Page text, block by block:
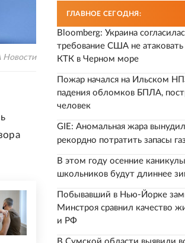
Новости
ГЛАВНОЕ СЕГОДНЯ:
Bloomberg: Украина
требование США не
КТК в Черном море
Пожар начался на Ильском
падения обломков БПЛА,
человек
GIE: Аномальная жара
рекордно потратить запасы
В этом году осенние
школьников будут длиннее
Побывавший в Нью-Йорке
Минстроя сравнил качество
и РФ